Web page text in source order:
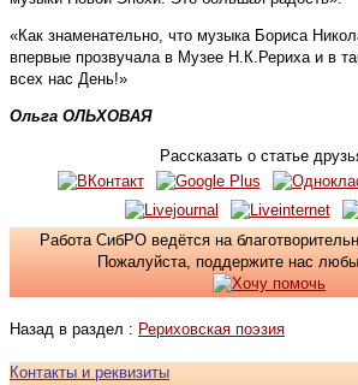
«Как знаменательно, что музыка Бориса
впервые прозвучала в Музее Н.К.Рериха и в
всех нас День!»
Ольга ОЛЬХОВАЯ
Рассказать о статье
Работа СибРО ведётся на
Пожалуйста, поддержите нас
Назад в раздел : Рериховская поэзия
Контакты и реквизиты